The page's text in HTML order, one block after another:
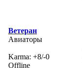
Ветеран
Авиаторы
Karma: +8/-0
Offline